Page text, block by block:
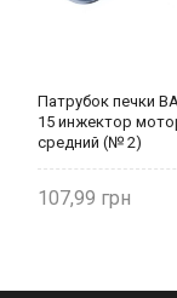
Патрубок печки
15 инжектор
средний (№ 2)
107,99